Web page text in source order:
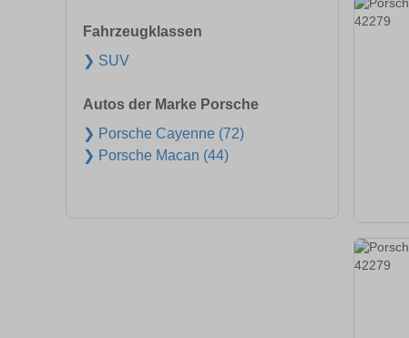
Fahrzeugklassen
❯ SUV
Autos der Marke Porsche
❯ Porsche Cayenne (72)
❯ Porsche Macan (44)